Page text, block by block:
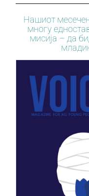
Нашиот
многу
мисија – да